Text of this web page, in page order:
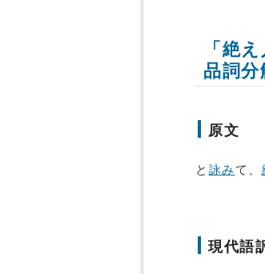
「絶
品詞分
原文
と 詠みて、
現代語